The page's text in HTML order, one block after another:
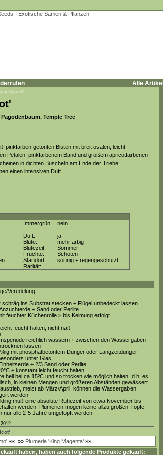
Alle Artikel
Apricot'
Temple Tree
pinkfarben getönten Blüten mit breit ovalen, leicht
Petalen, pinkfarbenem Band und großem apricotfarbenen
in dichten Büscheln am Ende der Triebe
einen intensiven Duft
Immergrün:
nein
Duft:
ja
Blüte:
mehrfarbig
Blütezeit:
Sommer
Früchte:
Schoten
Standort:
sonnig + regengeschützt
Rarität:
Veredelung
schräg ins Substrat stecken + Flügel unbedeckt lassen
+ Sand oder Perlite
feuchter Küchenrolle > bis Keimung erfolgt
feucht halten, nicht naß
reichlich wässern + zwischen den Wassergaben
lassen
mit phosphatbetontem Dünger oder Langzeitdünger
unter Glas
+ 2/3 Sand oder Perlite
+ konstant leicht feucht halten
hell bei ca.15ºC und so trocken wie möglich halten, d.h. es
in kleinen Mengen und größeren Abständen gewässert.
meist ab März/April, können die Wassergaben
werden.
muß eine absolute Ruhezeit von etwa November bis
werden. Plumerien mögen keine allzu großen Töpfe
nur alle 2-5 Jahre umgetopft werden.
«« »» Plumeria 'King Magenta' »»
haben, haben auch folgende Produkte gekauft: